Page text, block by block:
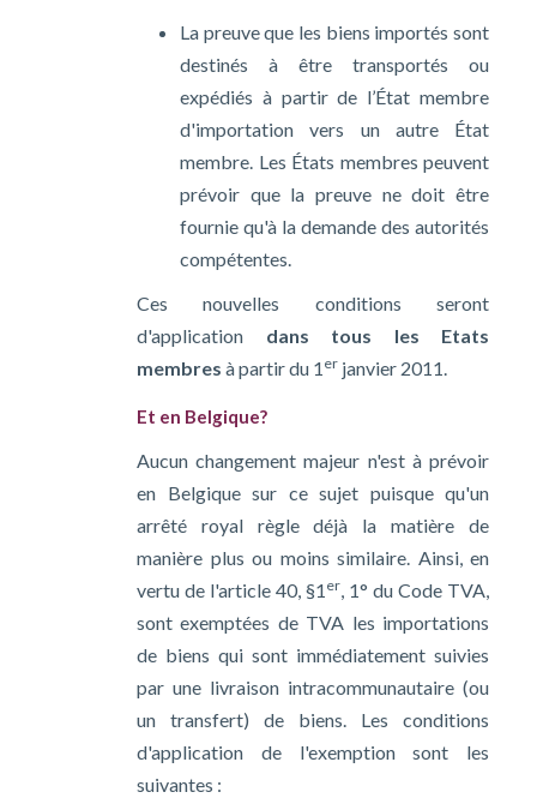
La preuve que les biens importés sont
destinés à être transportés ou
expédiés à partir de l’État membre
d'importation vers un autre État
membre. Les États membres peuvent
prévoir que la preuve ne doit être
fournie qu'à la demande des autorités
compétentes.
Ces nouvelles conditions seront
d'application dans tous les Etats
membres à partir du 1 er janvier 2011.
Et en Belgique?
Aucun changement majeur n'est à prévoir
en Belgique sur ce sujet puisque qu'un
arrêté royal règle déjà la matière de
manière plus ou moins similaire. Ainsi, en
vertu de l'article 40, §1 er , 1° du Code TVA,
sont exemptées de TVA les importations
de biens qui sont immédiatement suivies
par une livraison intracommunautaire (ou
un transfert) de biens. Les conditions
d'application de l'exemption sont les
suivantes :